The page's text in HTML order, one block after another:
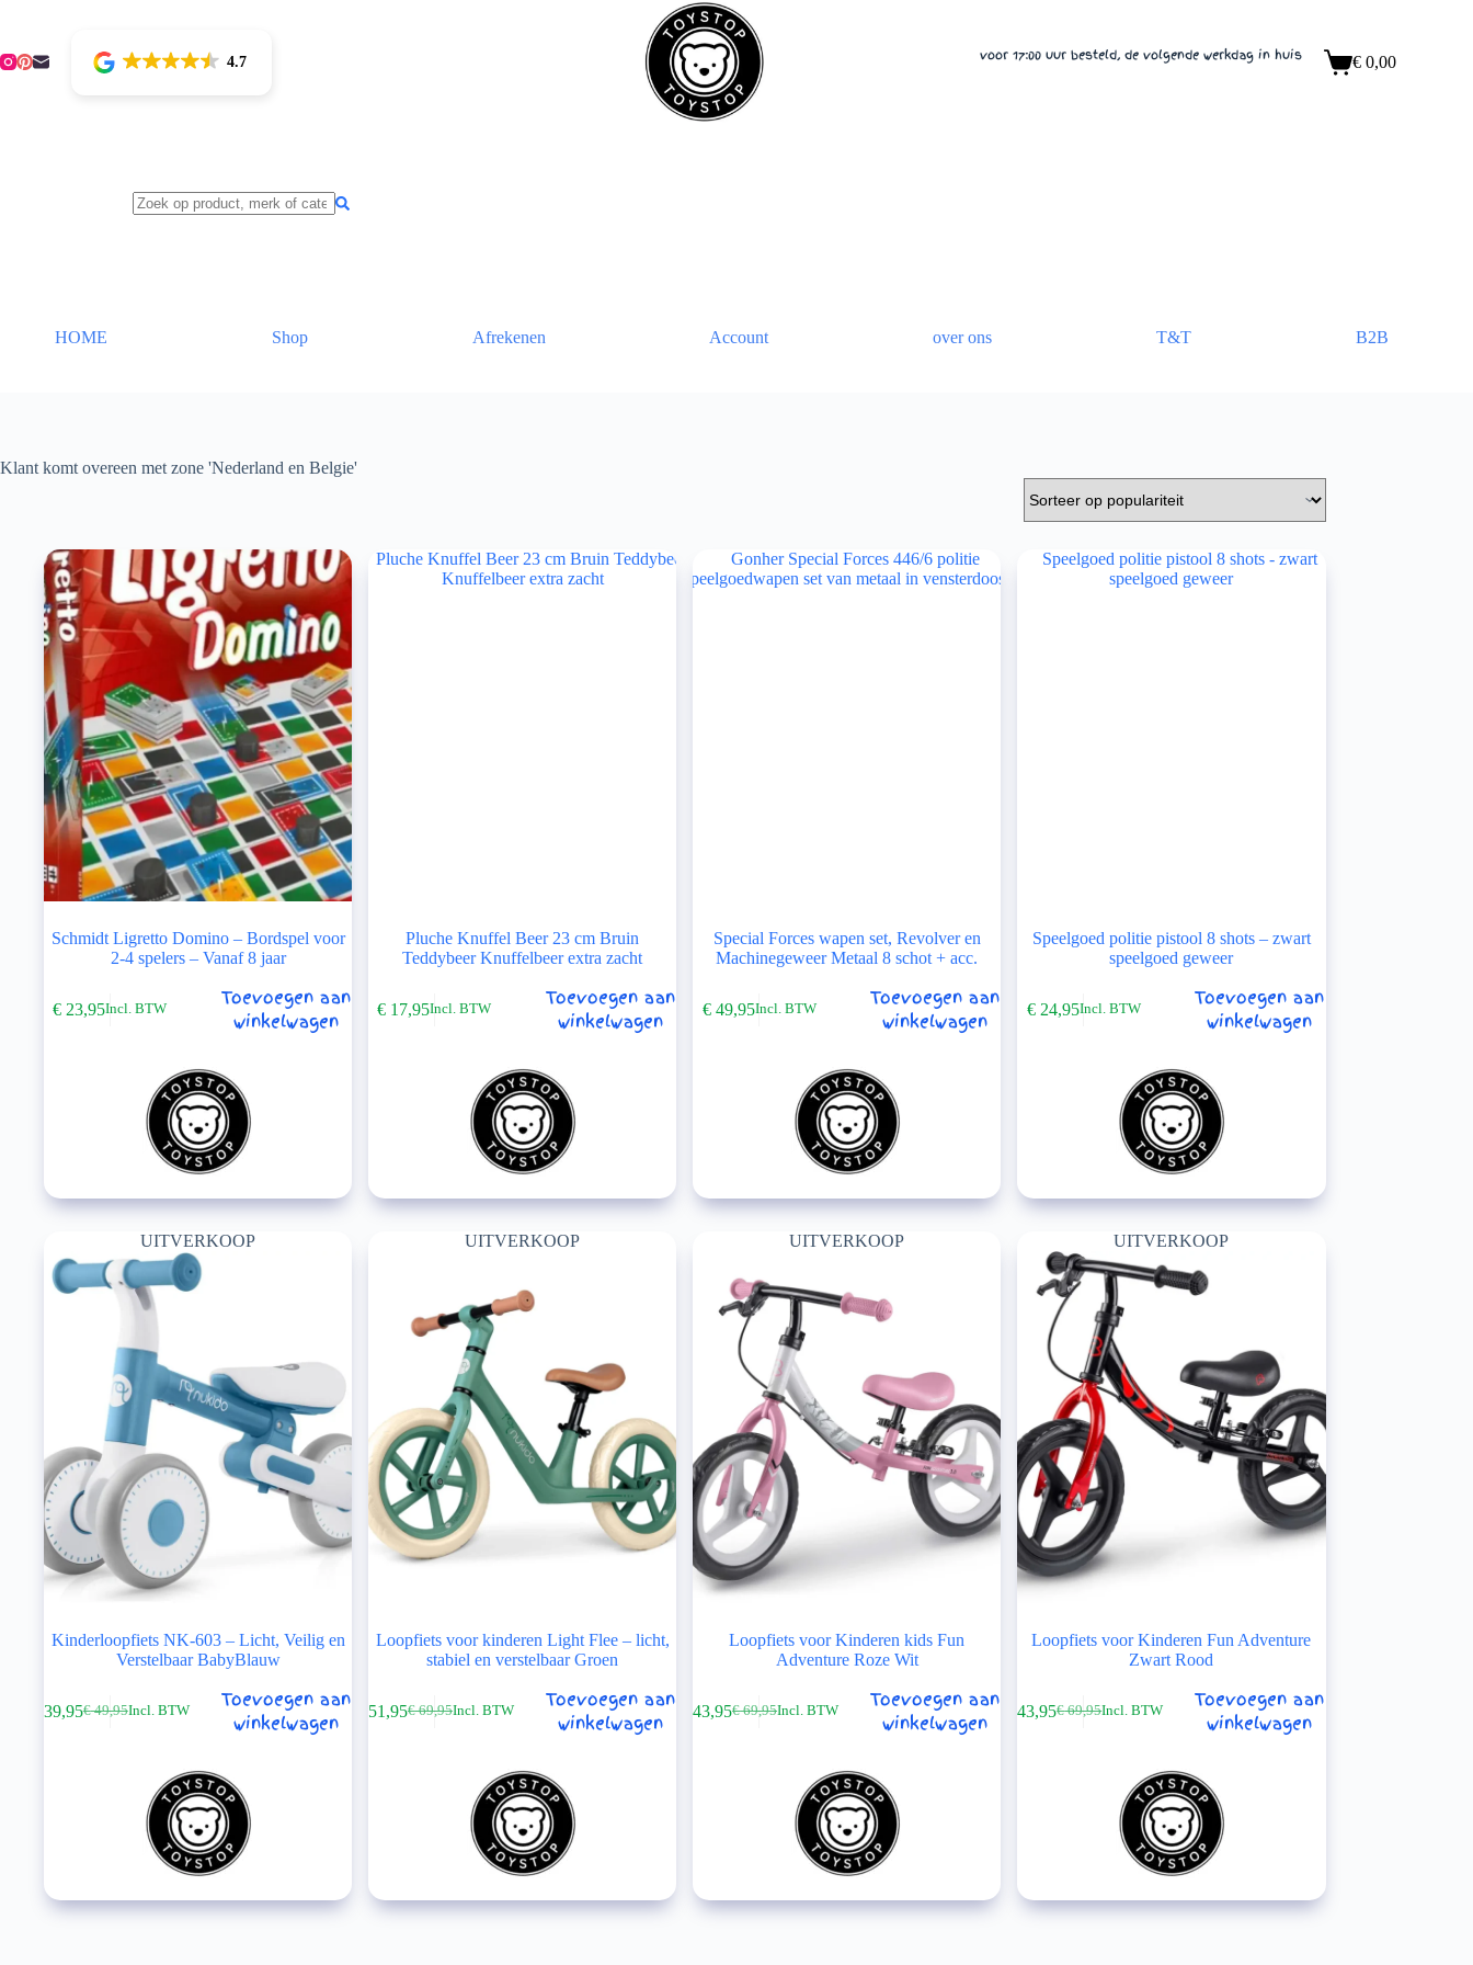
inhoud
4.7 voor 17:00 uur besteld, de volgende werkdag in huis
Winkelwagen
€ 0,00
HOME Shop Afrekenen Account over ons T&T B2B
Klant komt overeen met zone 'Nederland en Belgie'
Schmidt Ligretto Domino – Bordspel voor
2-4 spelers – Vanaf 8 jaar
€ 23,95Incl. BTW
Toevoegen aan
winkelwagen
Pluche Knuffel Beer 23 cm Bruin
Teddybeer Knuffelbeer extra zacht
€ 17,95Incl. BTW
Toevoegen aan
winkelwagen
Special Forces wapen set, Revolver en
Machinegeweer Metaal 8 schot + acc.
€49,95Incl. BTW
Toevoegen aan
winkelwagen
Speelgoed politie pistool 8 shots – zwart
speelgoed geweer
€24,95Incl. BTW
Toevoegen aan
winkelwagen
UITVERKOOP
Kinderloopfiets NK-603 – Licht, Veilig en
Verstelbaar BabyBlauw
€49,95
Oorspronkelijke
39,95HuidigeIncl. BTW
Toevoegen aan
winkelwagen
UITVERKOOP
Loopfiets voor kinderen Light Flee – licht,
stabiel en verstelbaar Groen
€69,95
Oorspronkelijke
51,95HuidigeIncl. BTW
Toevoegen aan
winkelwagen
UITVERKOOP
Loopfiets voor Kinderen kids Fun
Adventure Roze Wit
€69,95
Oorspronkelijke
43,95HuidigeIncl. BTW
Toevoegen aan
winkelwagen
UITVERKOOP
Loopfiets voor Kinderen Fun Adventure
Zwart Rood
€69,95
Oorspronkelijke
43,95HuidigeIncl. BTW
Toevoegen aan
winkelwagen